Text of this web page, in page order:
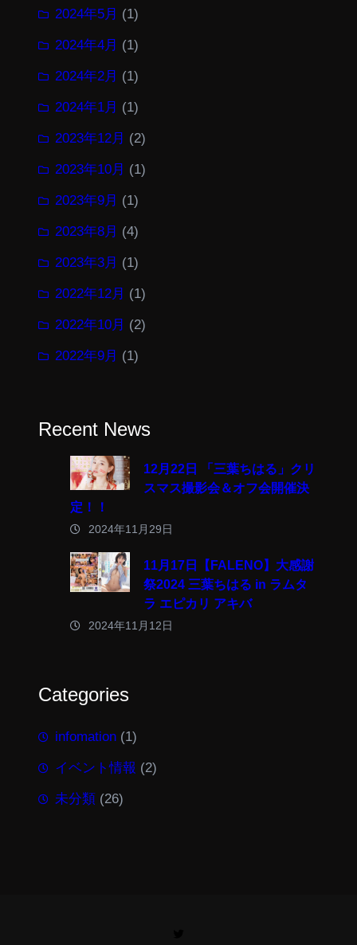
2024年5月 (1)
2024年4月 (1)
2024年2月 (1)
2024年1月 (1)
2023年12月 (2)
2023年10月 (1)
2023年9月 (1)
2023年8月 (4)
2023年3月 (1)
2022年12月 (1)
2022年10月 (2)
2022年9月 (1)
Recent News
12月22日 「三葉ちはる」クリ
スマス撮影会＆オフ会開催決
定！！
2024年11月29日
11月17日【FALENO】大感謝
祭2024 三葉ちはる in ラムタ
ラ エピカリ アキバ
2024年11月12日
Categories
infomation (1)
イベント情報 (2)
未分類 (26)